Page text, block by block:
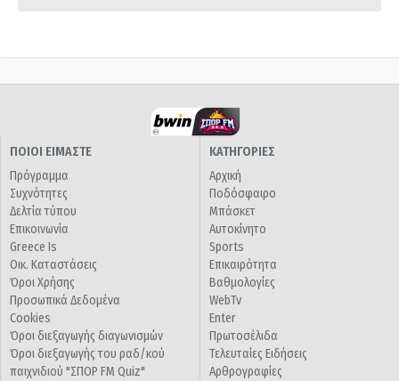
ΠΟΙΟΙ ΕΙΜΑΣΤΕ
Πρόγραμμα
Συχνότητες
Δελτία τύπου
Επικοινωνία
Greece Is
Οικ. Καταστάσεις
Όροι Χρήσης
Προσωπικά Δεδομένα
Cookies
Όροι διεξαγωγής διαγωνισμών
Όροι διεξαγωγής του ραδ/κού
παιχνιδιού "ΣΠΟΡ FM Quiz"
ΚΑΤΗΓΟΡΙΕΣ
Αρχική
Ποδόσφαιρο
Μπάσκετ
Αυτοκίνητο
Sports
Επικαιρότητα
Βαθμολογίες
WebTv
Enter
Πρωτοσέλιδα
Τελευταίες Ειδήσεις
Αρθρογραφίες